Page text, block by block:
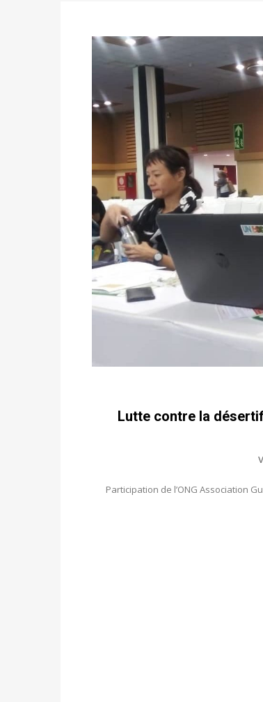
Centralisation des Votes
formation
Politique-Candidats :
des votes) avant le 16 mai à 16h
Politique-Double scrutin du
du 16 au 31 mai 2026
Politique-Délégués de
avant le 16 mai 2026 à 16h
Lutte contre la
Participation de l’ONG Association